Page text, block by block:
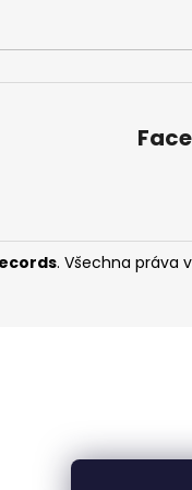
. Všechna práva